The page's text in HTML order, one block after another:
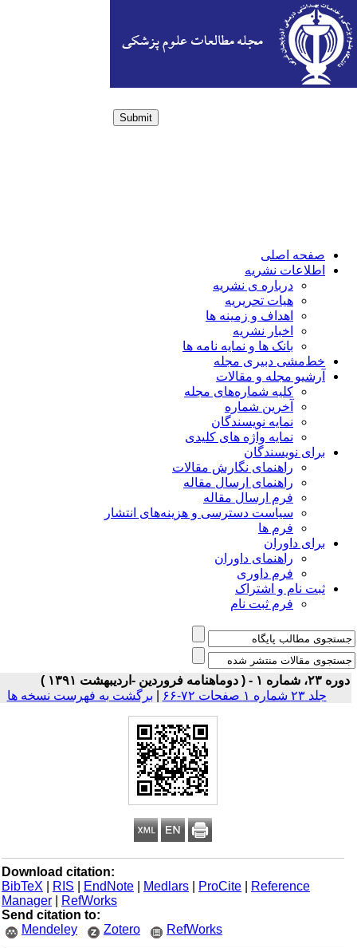
Submit
صفحه اصلی
اطلاعات نشریه
درباره ی نشریه
هیات تحریریه
اهداف و زمینه ها
اخبار نشریه
بانک ها و نمایه نامه ها
خط‌مشی دبیری مجله
آرشیو مجله و مقالات
کلیه شماره‌های مجله
آخرین شماره
نمایه نویسندگان
نمایه واژه های کلیدی
برای نویسندگان
راهنمای نگارش مقالات
راهنمای ارسال مقاله
فرم ارسال مقاله
سیاست دسترسی و هزینه‌های انتشار
فرم ها
برای داوران
راهنمای داوران
فرم داوری
ثبت نام و اشتراک
فرم ثبت نام
۱ - ( دوماهنامه فروردین -اردیبهشت ۱۳۹۱ )
جلد ۲۳ شماره ۱ صفحات ۷۲-۶۶
| برگشت به فهرست نسخه ها
Download citation:
BibTeX
| RIS |EndNote |Medlars |ProCite |Reference
Manager
|RefWorks
Send citation to:
Mendeley
Zotero RefWorks